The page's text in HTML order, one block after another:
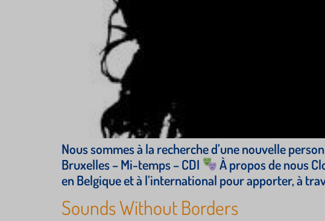
Nous sommes à la recherche d’une nouvelle
Bruxelles – Mi-temps – CDI
À propos de nous
en Belgique et à l’international pour apporter, à
Sounds Without Borders